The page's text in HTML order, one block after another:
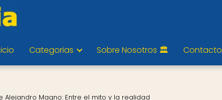
Categorias Sobre Nosotros 🏛️ Contacto
Alejandro Magno: Entre el mito y la realidad